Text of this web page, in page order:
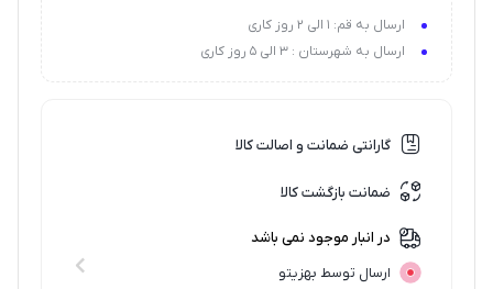
ارسال به قم: 1 الی 2 روز کاری
ارسال به شهرستان : 3 الی 5 روز کاری
گارانتی ضمانت و اصالت کالا
ضمانت بازگشت کالا
در انبار موجود نمی باشد
ارسال توسط بهزیتو